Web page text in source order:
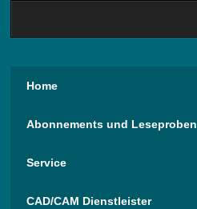
Home
Abonnements und Leseproben
Service
CAD/CAM Dienstleister